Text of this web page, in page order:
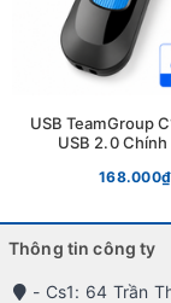
Một điểm
thống tản nhiệt
nhiệt 120mm
sau, giúp duy
máy tính. Bạn
máy tính quá
USB TeamGroup
USB 2.0 Chính
168.000₫
Thông tin công ty
- Cs1: 64 Trần